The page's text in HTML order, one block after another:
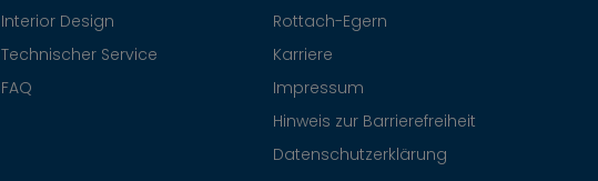
Interior Design
Technischer Service
FAQ
Rottach-Egern
Karriere
Impressum
Hinweis zur Barrierefreiheit
Datenschutzerklärung